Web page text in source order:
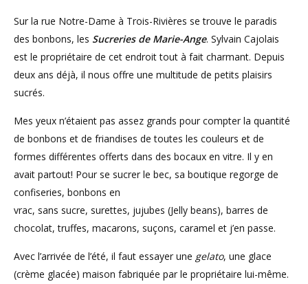
Sur la rue Notre-Dame à Trois-Rivières se trouve le paradis
des bonbons, les Sucreries de Marie-Ange. Sylvain Cajolais
est le propriétaire de cet endroit tout à fait charmant. Depuis
deux ans déjà, il nous offre une multitude de petits plaisirs
sucrés.
Mes yeux n’étaient pas assez grands pour compter la quantité
de bonbons et de friandises de toutes les couleurs et de
formes différentes offerts dans des bocaux en vitre. Il y en
avait partout! Pour se sucrer le bec, sa boutique regorge de
confiseries, bonbons en
vrac, sans sucre, surettes, jujubes (Jelly beans), barres de
chocolat, truffes, macarons, suçons, caramel et j’en passe.
Avec l’arrivée de l’été, il faut essayer une gelato, une glace
(crème glacée) maison fabriquée par le propriétaire lui-même.